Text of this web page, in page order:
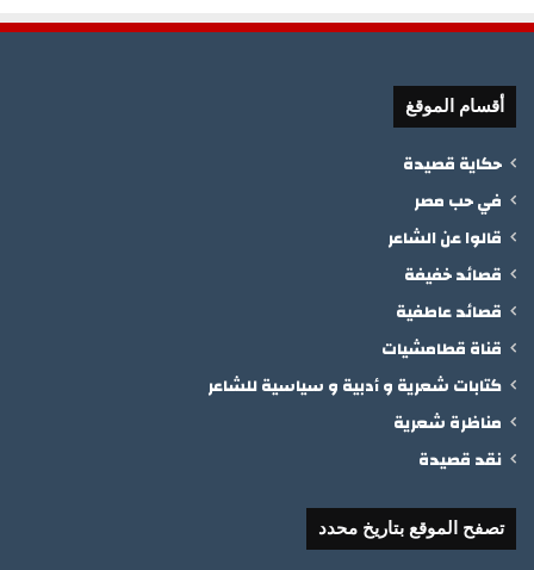
أقسام الموقغ
حكاية قصيدة
في حب مصر
قالوا عن الشاعر
قصائد خفيفة
قصائد عاطفية
قناة قطامشيات
كتابات شعرية و أدبية و سياسية للشاعر
مناظرة شعرية
نقد قصيدة
تصفح الموقع بتاريخ محدد